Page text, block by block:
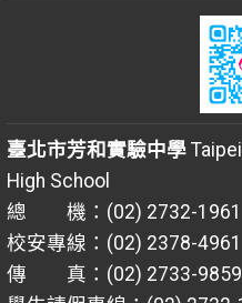
臺北市芳和實驗中學Taipei
High School
總 機：(02) 2732-1961
校安專線：(02) 2378-4961
傳 真：(02) 2733-9859